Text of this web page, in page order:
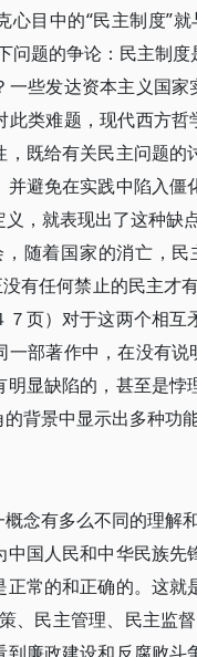
目中的“民主制度”
问题的争论：民主制
些发达资本主义国
类难题，现代西方
既给有关民主问题
避免在实践中陷入僵
，就表现出了这种缺
随着国家的消亡，
有任何禁止的民主才
７页）对于这两个相
部著作中，在没有说
显缺陷的，甚至是
背景中显示出多种功能
概念有多么不同的理解
国人民和中华民族
常的和正确的。这
、民主管理、民主监